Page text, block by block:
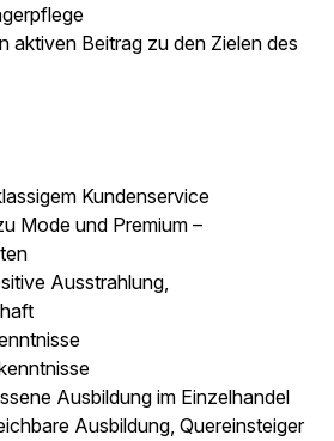
aktiven Beitrag zu den Zielen des
Kundenservice
Mode und Premium –
Ausstrahlung,
Ausbildung im Einzelhandel
Ausbildung, Quereinsteiger